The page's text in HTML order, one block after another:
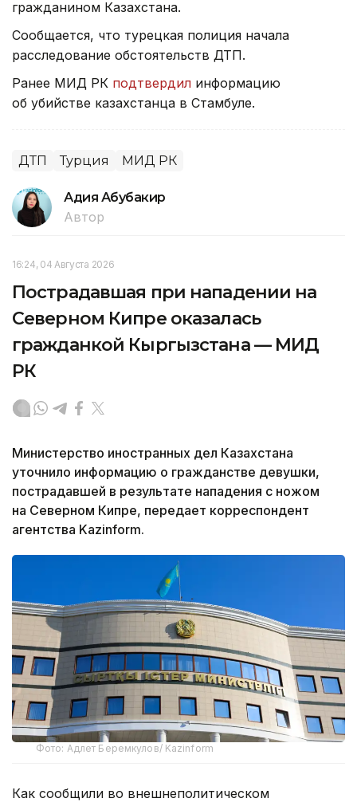
гражданином Казахстана.
Сообщается, что турецкая полиция начала
расследование обстоятельств ДТП.
Ранее МИД РК подтвердил информацию
об убийстве казахстанца в Стамбуле.
ДТП Турция МИД РК
Адия Абубакир
Автор
16:24, 04 Августа 2026
Пострадавшая при нападении на
Северном Кипре оказалась
гражданкой Кыргызстана — МИД
РК
Министерство иностранных дел Казахстана
уточнило информацию о гражданстве девушки,
пострадавшей в результате нападения с ножом
на Северном Кипре, передает корреспондент
агентства Kazinform.
Фото: Адлет Беремкулов/ Kazinform
Как сообщили во внешнеполитическом